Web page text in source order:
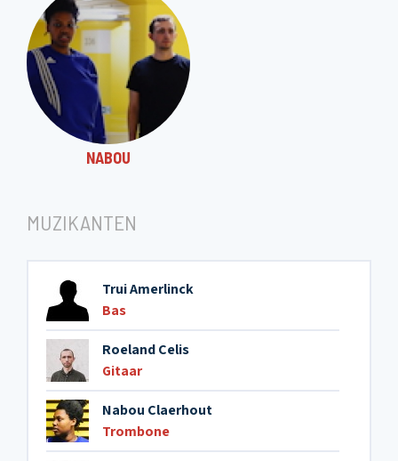
NABOU
MUZIKANTEN
Trui Amerlinck
Bas
Roeland Celis
Gitaar
Nabou Claerhout
Trombone